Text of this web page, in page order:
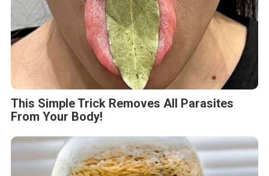
This Simple Trick Removes All Parasites
From Your Body!